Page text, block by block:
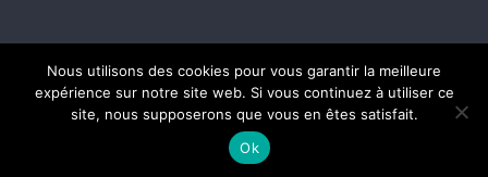
Copyright © 2026ActuInfos . Tous droits réservés.
Theme ColorMag parThemeGrill.. Propulsé parWordPress
Nous utilisons des cookies pour vous garantir la meilleure
expérience sur notre site web. Si vous continuez à utiliser ce
site, nous supposerons que vous en êtes satisfait.
Ok